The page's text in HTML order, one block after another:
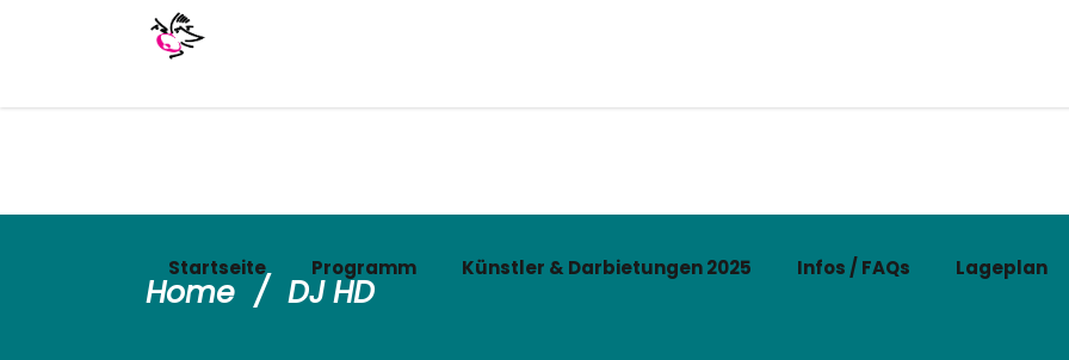
Startseite Programm Künstler & Darbietungen 2025 Infos / FAQs Lageplan
Home / DJ HD